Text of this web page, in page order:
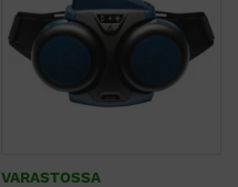
VARASTOSSA